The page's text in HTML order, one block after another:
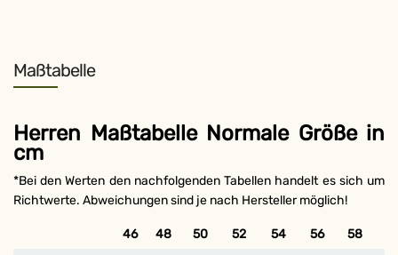
Maßtabelle
Herren Maßtabelle Normale Größe in
cm
*Bei den Werten den nachfolgenden Tabellen handelt es sich um
Richtwerte. Abweichungen sind je nach Hersteller möglich!
46 48 50 52 54 56 58